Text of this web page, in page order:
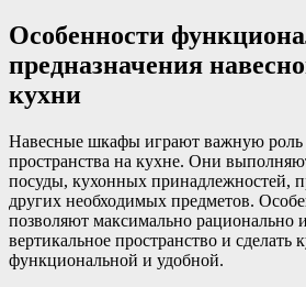
Особенности
предназначения
кухни
Навесные шкафы играют важную роль
пространства на кухне. Они
посуды, кухонных принадлежностей,
других необходимых предметов.
позволяют максимально рационально
вертикальное пространство и сделать
функциональной и удобной.